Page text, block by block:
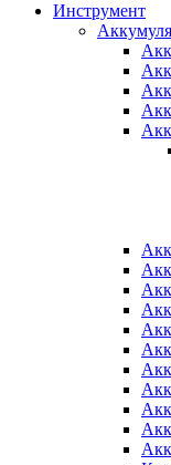
Инструмент